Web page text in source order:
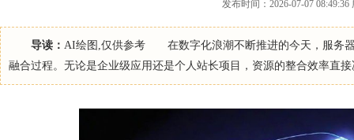
发布时间：2026-07-07
导读： AI绘图,仅供参考 在数字化浪潮不断推进的今天，服务器
融合过程。无论是企业级应用还是个人站长项目，资源的整合效率直